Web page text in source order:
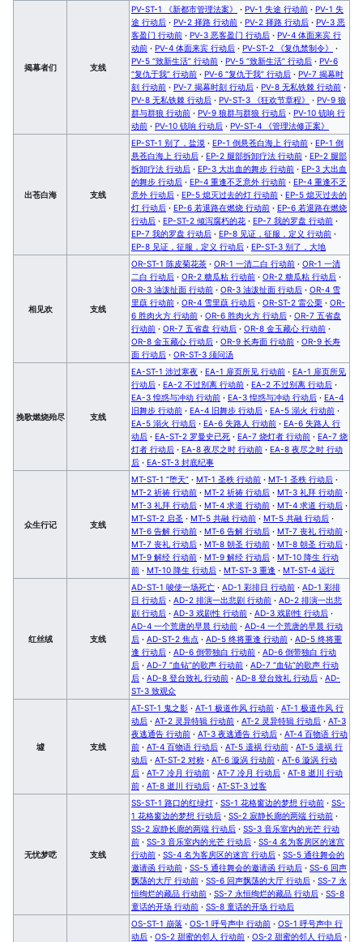
揭幕者们 支线
PV-ST-1 《新都市管理法案》 · PV-1 失途 行动前 · PV-1 失
途 行动后 · PV-2 择路 行动前 · PV-2 择路 行动后 · PV-3 恶
客盈门 行动前 · PV-3 恶客盈门 行动后 · PV-4 体面来宾 行
动前 · PV-4 体面来宾 行动后 · PV-ST-2 《复仇禁制令》
·
PV-5 “致新生活” 行动前 · PV-5 “致新生活” 行动后 · PV-6
“复仇于我” 行动前 · PV-6 “复仇于我” 行动后 · PV-7 揭幕时
刻 行动前 · PV-7 揭幕时刻 行动后 · PV-8 无私铁棘 行动前 ·
PV-8 无私铁棘 行动后 · PV-ST-3 《狂欢节章程》 · PV-9 狼
群与群狼 行动前 · PV-9 狼群与群狼 行动后 · PV-10 铳响 行
动前 · PV-10 铳响 行动后 · PV-ST-4 《管理法修正案》
出苍白海 支线
EP-ST-1 别了，盐漠 · EP-1 倒悬苍白海上 行动前 · EP-1 倒
悬苍白海上 行动后 · EP-2 腿部拆卸疗法 行动前 · EP-2 腿部
拆卸疗法 行动后 · EP-3 大出血的舞步 行动前 · EP-3 大出血
的舞步 行动后 · EP-4 重逢不乏意外 行动前 · EP-4 重逢不乏
意外 行动后 · EP-5 熄灭过去的灯 行动前 · EP-5 熄灭过去的
灯 行动后 · EP-6 若退路在燃烧 行动前 · EP-6 若退路在燃烧
行动后 · EP-ST-2 倾泻腐朽的花 · EP-7 我的罗盘 行动前 ·
EP-7 我的罗盘 行动后 · EP-8 见证，征服，定义 行动前 ·
EP-8 见证，征服，定义 行动后 · EP-ST-3 别了，大地
相见欢 支线
OR-ST-1 陈皮菊花茶 · OR-1 一清二白 行动前 · OR-1 一清
二白 行动后 · OR-2 糖瓜粘 行动前 · OR-2 糖瓜粘 行动后 ·
OR-3 油泼扯面 行动前 · OR-3 油泼扯面 行动后 · OR-4 雪
里蕻 行动前 · OR-4 雪里蕻 行动后 · OR-ST-2 雷公栗 · OR-
6 胜肉火方 行动前 · OR-6 胜肉火方 行动后 · OR-7 五省盘
行动前 · OR-7 五省盘 行动后 · OR-8 金玉藏心 行动前 ·
OR-8 金玉藏心 行动后 · OR-9 长寿面 行动前 · OR-9 长寿
面 行动后 · OR-ST-3 须问汤
挽歌燃烧殆尽 支线
EA-ST-1 涉过寒夜 · EA-1 扉页所见 行动前 · EA-1 扉页所见
行动后 · EA-2 不过别离 行动前 · EA-2 不过别离 行动后 ·
EA-3 惶惑与冲动 行动前 · EA-3 惶惑与冲动 行动后 · EA-4
旧舞步 行动前 · EA-4 旧舞步 行动后 · EA-5 溺火 行动前 ·
EA-5 溺火 行动后 · EA-6 失路人 行动前 · EA-6 失路人 行
动后 · EA-ST-2 罗曼史已死 · EA-7 烧灯者 行动前 · EA-7 烧
灯者 行动后 · EA-8 夜尽之时 行动前 · EA-8 夜尽之时 行动
后 · EA-ST-3 封底纪事
众生行记 支线
MT-ST-1 “堕天” · MT-1 圣秩 行动前 · MT-1 圣秩 行动后 ·
MT-2 祈祷 行动前 · MT-2 祈祷 行动后 · MT-3 礼拜 行动前 ·
MT-3 礼拜 行动后 · MT-4 求道 行动前 · MT-4 求道 行动后 ·
MT-ST-2 启圣 · MT-5 共融 行动前 · MT-5 共融 行动后 ·
MT-6 告解 行动前 · MT-6 告解 行动后 · MT-7 丧礼 行动前 ·
MT-7 丧礼 行动后 · MT-8 朝圣 行动前 · MT-8 朝圣 行动后 ·
MT-9 解经 行动前 · MT-9 解经 行动后 · MT-10 降生 行动
前 · MT-10 降生 行动后 · MT-ST-3 重逢 · MT-ST-4 远行
红丝绒 支线
AD-ST-1 唆使一场死亡 · AD-1 彩排日 行动前 · AD-1 彩排
日 行动后 · AD-2 排演一出悲剧 行动前 · AD-2 排演一出悲
剧 行动后 · AD-3 戏剧性 行动前 · AD-3 戏剧性 行动后 ·
AD-4 一个荒唐的早晨 行动前 · AD-4 一个荒唐的早晨 行动
后 · AD-ST-2 焦点 · AD-5 终将重逢 行动前 · AD-5 终将重
逢 行动后 · AD-6 倒带独白 行动前 · AD-6 倒带独白 行动
后 · AD-7 “血钻”的歌声 行动前 · AD-7 “血钻”的歌声 行动
后 · AD-8 登台致礼 行动前 · AD-8 登台致礼 行动后 · AD-
ST-3 致观众
墟 支线
AT-ST-1 鬼之影 · AT-1 极道作风 行动前 · AT-1 极道作风 行
动后 · AT-2 灵异特辑 行动前 · AT-2 灵异特辑 行动后 · AT-3
夜逃通告 行动前 · AT-3 夜逃通告 行动后 · AT-4 百物语 行动
前 · AT-4 百物语 行动后 · AT-5 遗祸 行动前 · AT-5 遗祸 行
动后 · AT-ST-2 对称 · AT-6 漩涡 行动前 · AT-6 漩涡 行动
后 · AT-7 冷月 行动前 · AT-7 冷月 行动后 · AT-8 逝川 行动
前 · AT-8 逝川 行动后 · AT-ST-3 过客
无忧梦呓 支线
SS-ST-1 路口的红绿灯 · SS-1 花格窗边的梦想 行动前 · SS-
1 花格窗边的梦想 行动后 · SS-2 寂静长廊的两端 行动前 ·
SS-2 寂静长廊的两端 行动后 · SS-3 音乐室内的光芒 行动
前 · SS-3 音乐室内的光芒 行动后 · SS-4 名为客房区的迷宫
行动前 · SS-4 名为客房区的迷宫 行动后 · SS-5 通往舞会的
邀请函 行动前 · SS-5 通往舞会的邀请函 行动后 · SS-6 回声
飘荡的大厅 行动前 · SS-6 回声飘荡的大厅 行动后 · SS-7 永
恒绚烂的藏品 行动前 · SS-7 永恒绚烂的藏品 行动后 · SS-8
童话的开场 行动前 · SS-8 童话的开场 行动后
OS-ST-1 崩落 · OS-1 呼号声中 行动前 · OS-1 呼号声中 行
动后 · OS-2 甜蜜的邻人 行动前 · OS-2 甜蜜的邻人 行动后 ·